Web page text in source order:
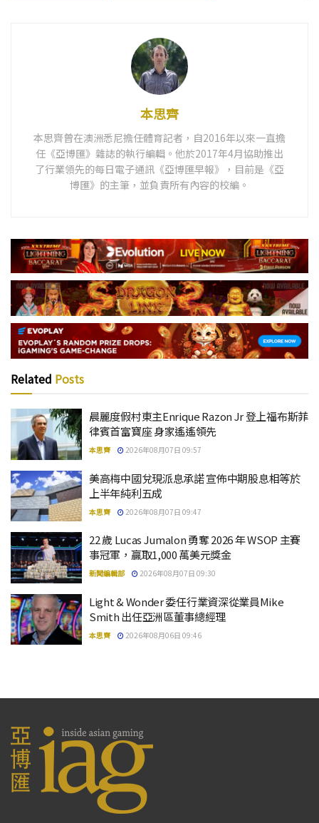
本思齊
本思齊曾在澳洲悉尼擔任體育記者，自2016年以來一直擔
任《亞博匯》雜誌的執行編輯。他於2017年4月協助推出
了行業領先的每日電子通訊《亞博匯早報》，目前是《亞
博匯》的主筆，並負責所有內容的校編。
Related Posts
晨麗度假村東主Enrique Razon Jr 登上福布斯菲
律賓首富寶座 身家遙遙領先
本思齊 2026年08月07日 09:57
美高梅中國兌現派息承諾 宣佈中期股息相等於
上半年純利五成
本思齊 2026年08月07日 09:47
22 歲 Lucas Jumalon 勇奪 2026 年 WSOP 主賽
事冠軍，贏取1,000 萬美元獎金
新聞編輯部 2026年08月07日 09:30
Light & Wonder 委任行業資深從業員Mike
Smith 出任亞洲區董事總經理
本思齊 2026年08月06日 09:46